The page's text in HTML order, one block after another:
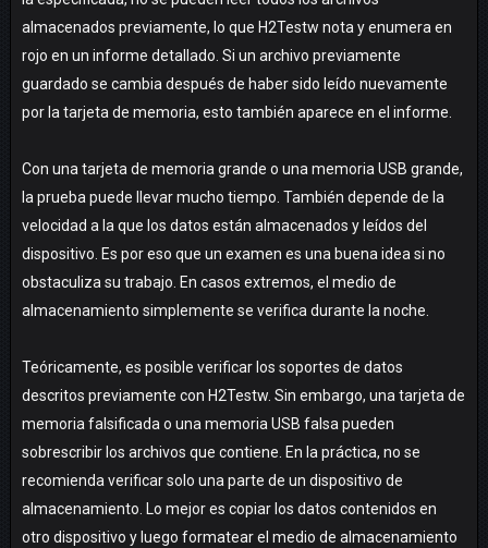
almacenados previamente, lo que H2Testw nota y enumera en
rojo en un informe detallado. Si un archivo previamente
guardado se cambia después de haber sido leído nuevamente
por la tarjeta de memoria, esto también aparece en el informe.
Con una tarjeta de memoria grande o una memoria USB grande,
la prueba puede llevar mucho tiempo. También depende de la
velocidad a la que los datos están almacenados y leídos del
dispositivo. Es por eso que un examen es una buena idea si no
obstaculiza su trabajo. En casos extremos, el medio de
almacenamiento simplemente se verifica durante la noche.
Teóricamente, es posible verificar los soportes de datos
descritos previamente con H2Testw. Sin embargo, una tarjeta de
memoria falsificada o una memoria USB falsa pueden
sobrescribir los archivos que contiene. En la práctica, no se
recomienda verificar solo una parte de un dispositivo de
almacenamiento. Lo mejor es copiar los datos contenidos en
otro dispositivo y luego formatear el medio de almacenamiento